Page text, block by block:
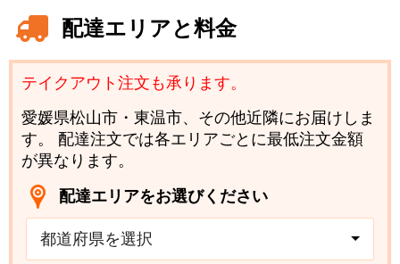
配達エリアと料金
テイクアウト注文も承ります。
愛媛県松山市・東温市、その他近隣にお届けしま
す。 配達注文では各エリアごとに最低注文金額
が異なります。
配達エリアをお選びください
都道府県を選択